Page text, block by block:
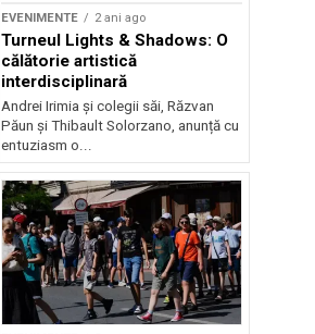
EVENIMENTE 2 ani ago
Turneul Lights & Shadows: O
călătorie artistică
interdisciplinară
Andrei Irimia și colegii săi, Răzvan
Păun și Thibault Solorzano, anunță cu
entuziasm o...